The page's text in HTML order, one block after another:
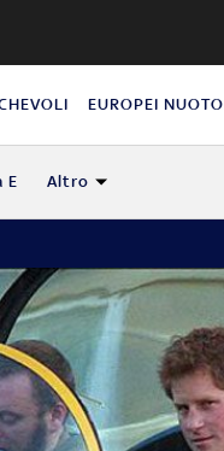
EUROPEI NUOTO
E Altro